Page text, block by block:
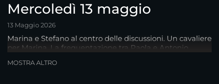
Mercoledì 13 maggio
13 Maggio 2026
Marina e Stefano al centro delle discussioni. Un cavaliere
per Marina. La frequentazione tra Paola e Antonio.
E…
MOSTRA ALTRO